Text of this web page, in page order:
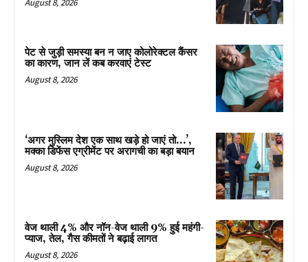
August 8, 2026
पेट से जुड़ी समस्या बन न जाए कोलोरेक्टल कैंसर
का कारण, जान लें कब करवाएं टेस्ट
August 8, 2026
‘अगर मुस्लिम देश एक साथ खड़े हो जाएं तो…’,
मक्का डिफेंस एग्रीमेंट पर अरागची का बड़ा बयान
August 8, 2026
वेज थाली 4% और नॉन-वेज थाली 9% हुई महंगी-
प्याज, तेल, गैस कीमतों ने बढ़ाई लागत
August 8, 2026